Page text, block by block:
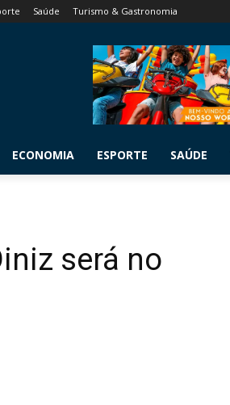
Saúde Turismo & Gastronomia
ECONOMIA ESPORTE SAÚDE
será no